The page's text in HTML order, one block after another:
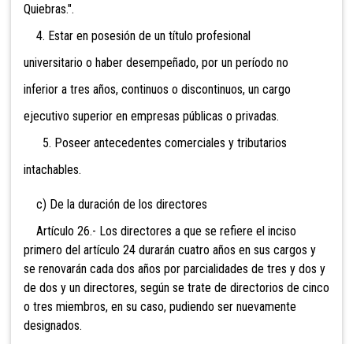
Quiebras.".
4. Estar en posesión de un título profesional
universitario o haber desempeñado, por un período no
inferior a tres años, continuos o discontinuos, un cargo
ejecutivo superior en empresas públicas o privadas.
5. Poseer antecedentes comerciales y tributarios
intachables.
c) De la duración de los directores
Artículo 26.- Los directores a que se refiere el inciso
primero del artículo 24 durarán cuatro años en sus cargos y
se renovarán cada dos años por parcialidades de tres y dos y
de dos y un directores, según se trate de directorios de cinco
o tres miembros, en su caso, pudiendo ser nuevamente
designados.